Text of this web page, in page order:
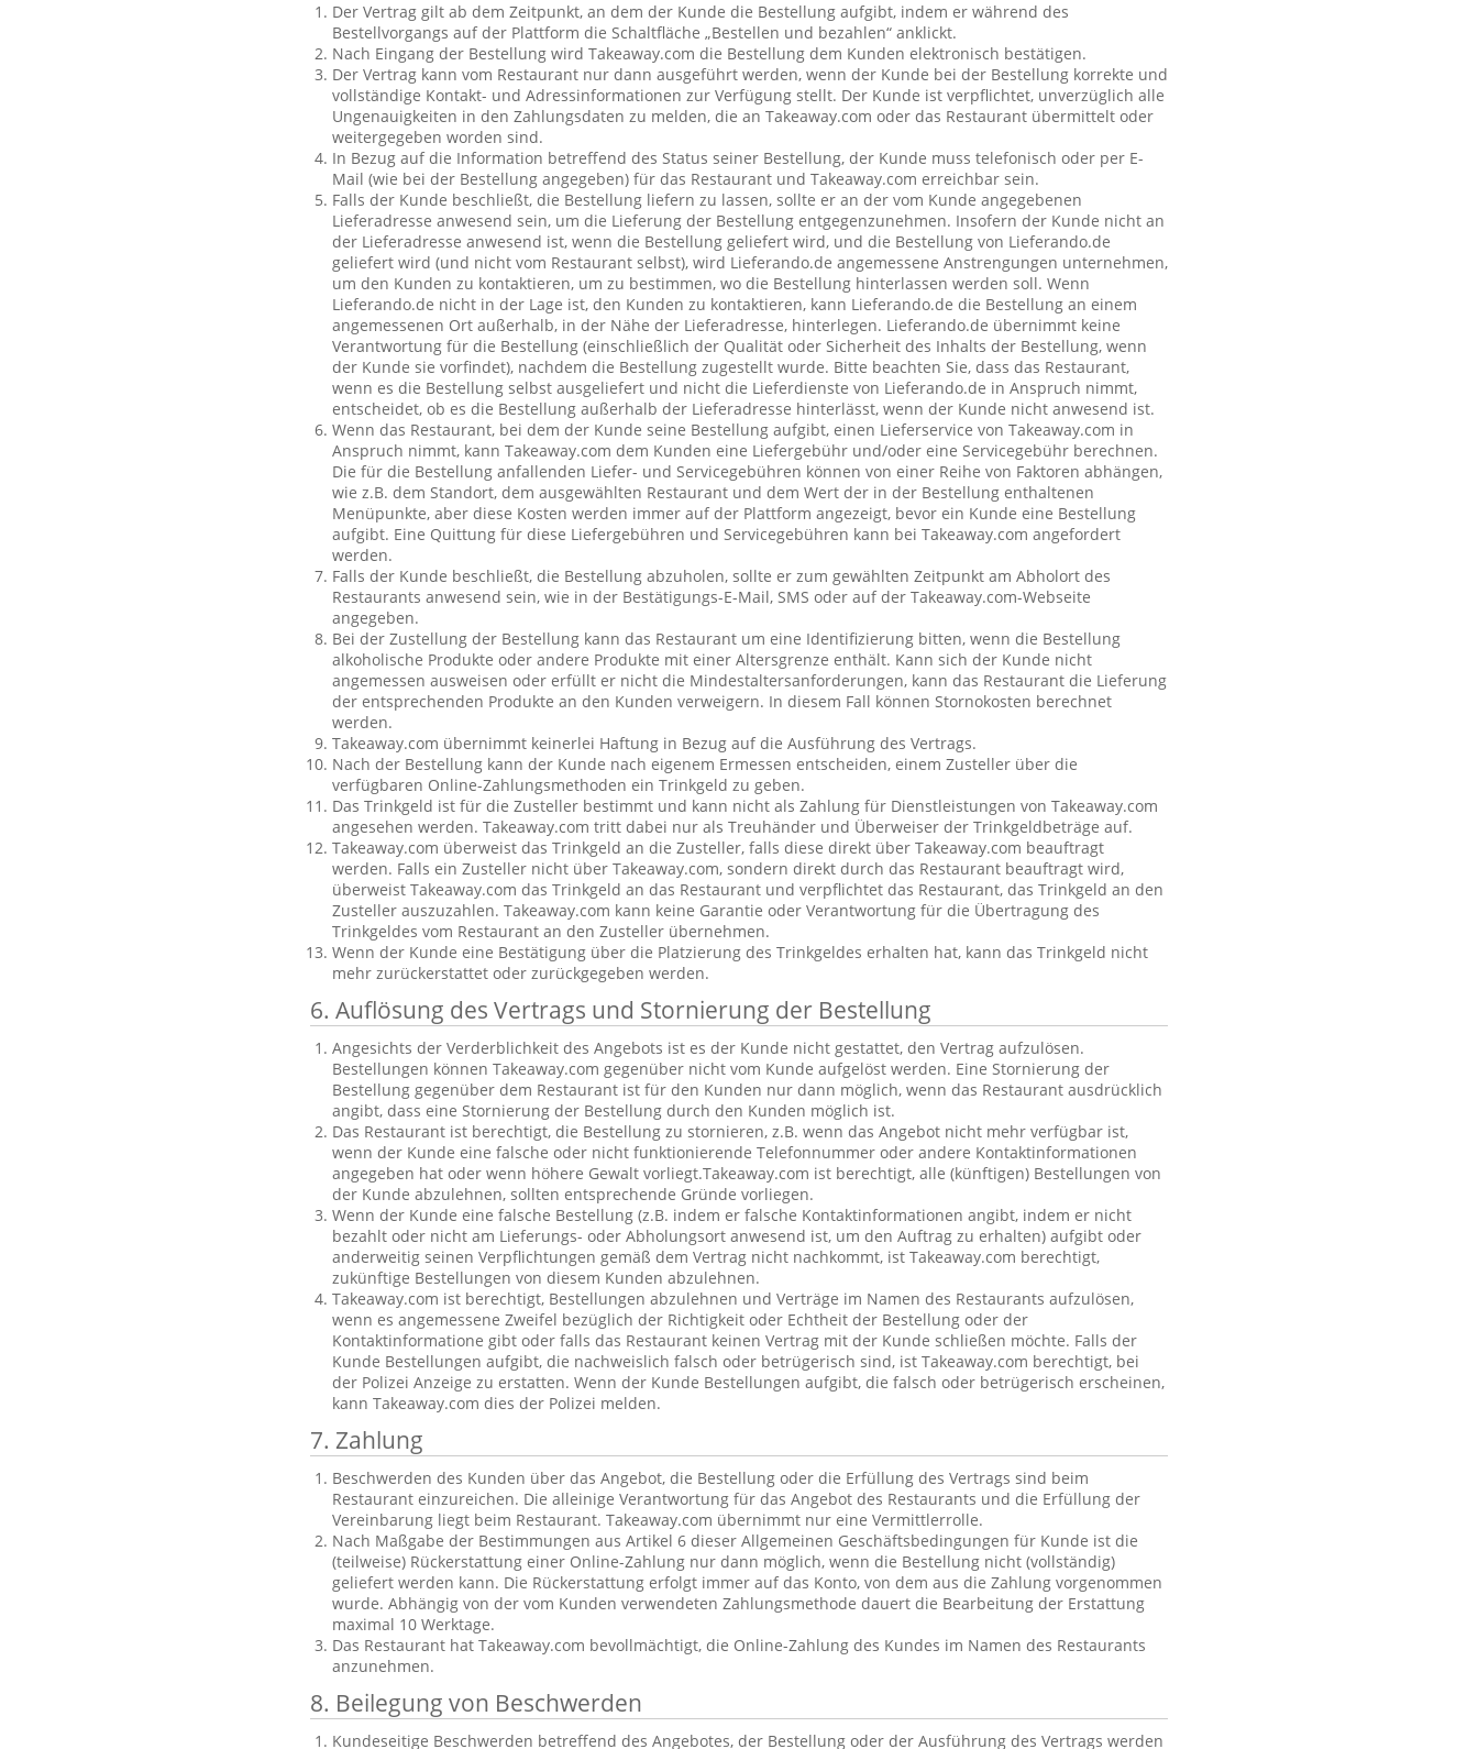
Der Vertrag gilt ab dem Zeitpunkt, an dem der Kunde die Bestellung aufgibt, indem er während des
Bestellvorgangs auf der Plattform die Schaltfläche „Bestellen und bezahlen“ anklickt.
Nach Eingang der Bestellung wird Takeaway.com die Bestellung dem Kunden elektronisch bestätigen.
Der Vertrag kann vom Restaurant nur dann ausgeführt werden, wenn der Kunde bei der Bestellung korrekte und
vollständige Kontakt- und Adressinformationen zur Verfügung stellt. Der Kunde ist verpflichtet, unverzüglich alle
Ungenauigkeiten in den Zahlungsdaten zu melden, die an Takeaway.com oder das Restaurant übermittelt oder
weitergegeben worden sind.
In Bezug auf die Information betreffend des Status seiner Bestellung, der Kunde muss telefonisch oder per E-
Mail (wie bei der Bestellung angegeben) für das Restaurant und Takeaway.com erreichbar sein.
Falls der Kunde beschließt, die Bestellung liefern zu lassen, sollte er an der vom Kunde angegebenen
Lieferadresse anwesend sein, um die Lieferung der Bestellung entgegenzunehmen. Insofern der Kunde nicht an
der Lieferadresse anwesend ist, wenn die Bestellung geliefert wird, und die Bestellung von Lieferando.de
geliefert wird (und nicht vom Restaurant selbst), wird Lieferando.de angemessene Anstrengungen unternehmen,
um den Kunden zu kontaktieren, um zu bestimmen, wo die Bestellung hinterlassen werden soll. Wenn
Lieferando.de nicht in der Lage ist, den Kunden zu kontaktieren, kann Lieferando.de die Bestellung an einem
angemessenen Ort außerhalb, in der Nähe der Lieferadresse, hinterlegen. Lieferando.de übernimmt keine
Verantwortung für die Bestellung (einschließlich der Qualität oder Sicherheit des Inhalts der Bestellung, wenn
der Kunde sie vorfindet), nachdem die Bestellung zugestellt wurde. Bitte beachten Sie, dass das Restaurant,
wenn es die Bestellung selbst ausgeliefert und nicht die Lieferdienste von Lieferando.de in Anspruch nimmt,
entscheidet, ob es die Bestellung außerhalb der Lieferadresse hinterlässt, wenn der Kunde nicht anwesend ist.
Wenn das Restaurant, bei dem der Kunde seine Bestellung aufgibt, einen Lieferservice von Takeaway.com in
Anspruch nimmt, kann Takeaway.com dem Kunden eine Liefergebühr und/oder eine Servicegebühr berechnen.
Die für die Bestellung anfallenden Liefer- und Servicegebühren können von einer Reihe von Faktoren abhängen,
wie z.B. dem Standort, dem ausgewählten Restaurant und dem Wert der in der Bestellung enthaltenen
Menüpunkte, aber diese Kosten werden immer auf der Plattform angezeigt, bevor ein Kunde eine Bestellung
aufgibt. Eine Quittung für diese Liefergebühren und Servicegebühren kann bei Takeaway.com angefordert
werden.
Falls der Kunde beschließt, die Bestellung abzuholen, sollte er zum gewählten Zeitpunkt am Abholort des
Restaurants anwesend sein, wie in der Bestätigungs-E-Mail, SMS oder auf der Takeaway.com-Webseite
angegeben.
Bei der Zustellung der Bestellung kann das Restaurant um eine Identifizierung bitten, wenn die Bestellung
alkoholische Produkte oder andere Produkte mit einer Altersgrenze enthält. Kann sich der Kunde nicht
angemessen ausweisen oder erfüllt er nicht die Mindestaltersanforderungen, kann das Restaurant die Lieferung
der entsprechenden Produkte an den Kunden verweigern. In diesem Fall können Stornokosten berechnet
werden.
Takeaway.com übernimmt keinerlei Haftung in Bezug auf die Ausführung des Vertrags.
Nach der Bestellung kann der Kunde nach eigenem Ermessen entscheiden, einem Zusteller über die
verfügbaren Online-Zahlungsmethoden ein Trinkgeld zu geben.
Das Trinkgeld ist für die Zusteller bestimmt und kann nicht als Zahlung für Dienstleistungen von Takeaway.com
angesehen werden. Takeaway.com tritt dabei nur als Treuhänder und Überweiser der Trinkgeldbeträge auf.
Takeaway.com überweist das Trinkgeld an die Zusteller, falls diese direkt über Takeaway.com beauftragt
werden. Falls ein Zusteller nicht über Takeaway.com, sondern direkt durch das Restaurant beauftragt wird,
überweist Takeaway.com das Trinkgeld an das Restaurant und verpflichtet das Restaurant, das Trinkgeld an den
Zusteller auszuzahlen. Takeaway.com kann keine Garantie oder Verantwortung für die Übertragung des
Trinkgeldes vom Restaurant an den Zusteller übernehmen.
Wenn der Kunde eine Bestätigung über die Platzierung des Trinkgeldes erhalten hat, kann das Trinkgeld nicht
mehr zurückerstattet oder zurückgegeben werden.
6. Auflösung des Vertrags und Stornierung der Bestellung
Angesichts der Verderblichkeit des Angebots ist es der Kunde nicht gestattet, den Vertrag aufzulösen.
Bestellungen können Takeaway.com gegenüber nicht vom Kunde aufgelöst werden. Eine Stornierung der
Bestellung gegenüber dem Restaurant ist für den Kunden nur dann möglich, wenn das Restaurant ausdrücklich
angibt, dass eine Stornierung der Bestellung durch den Kunden möglich ist.
Das Restaurant ist berechtigt, die Bestellung zu stornieren, z.B. wenn das Angebot nicht mehr verfügbar ist,
wenn der Kunde eine falsche oder nicht funktionierende Telefonnummer oder andere Kontaktinformationen
angegeben hat oder wenn höhere Gewalt vorliegt.Takeaway.com ist berechtigt, alle (künftigen) Bestellungen von
der Kunde abzulehnen, sollten entsprechende Gründe vorliegen.
Wenn der Kunde eine falsche Bestellung (z.B. indem er falsche Kontaktinformationen angibt, indem er nicht
bezahlt oder nicht am Lieferungs- oder Abholungsort anwesend ist, um den Auftrag zu erhalten) aufgibt oder
anderweitig seinen Verpflichtungen gemäß dem Vertrag nicht nachkommt, ist Takeaway.com berechtigt,
zukünftige Bestellungen von diesem Kunden abzulehnen.
Takeaway.com ist berechtigt, Bestellungen abzulehnen und Verträge im Namen des Restaurants aufzulösen,
wenn es angemessene Zweifel bezüglich der Richtigkeit oder Echtheit der Bestellung oder der
Kontaktinformatione gibt oder falls das Restaurant keinen Vertrag mit der Kunde schließen möchte. Falls der
Kunde Bestellungen aufgibt, die nachweislich falsch oder betrügerisch sind, ist Takeaway.com berechtigt, bei
der Polizei Anzeige zu erstatten. Wenn der Kunde Bestellungen aufgibt, die falsch oder betrügerisch erscheinen,
kann Takeaway.com dies der Polizei melden.
7. Zahlung
Beschwerden des Kunden über das Angebot, die Bestellung oder die Erfüllung des Vertrags sind beim
Restaurant einzureichen. Die alleinige Verantwortung für das Angebot des Restaurants und die Erfüllung der
Vereinbarung liegt beim Restaurant. Takeaway.com übernimmt nur eine Vermittlerrolle.
Nach Maßgabe der Bestimmungen aus Artikel 6 dieser Allgemeinen Geschäftsbedingungen für Kunde ist die
(teilweise) Rückerstattung einer Online-Zahlung nur dann möglich, wenn die Bestellung nicht (vollständig)
geliefert werden kann. Die Rückerstattung erfolgt immer auf das Konto, von dem aus die Zahlung vorgenommen
wurde. Abhängig von der vom Kunden verwendeten Zahlungsmethode dauert die Bearbeitung der Erstattung
maximal 10 Werktage.
Das Restaurant hat Takeaway.com bevollmächtigt, die Online-Zahlung des Kundes im Namen des Restaurants
anzunehmen.
8. Beilegung von Beschwerden
Kundeseitige Beschwerden betreffend des Angebotes, der Bestellung oder der Ausführung des Vertrags werden